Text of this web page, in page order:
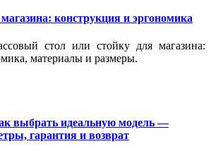
конструкция и эргономика
стол или стойку для магазина:
материалы и размеры.
выбрать идеальную модель —
гарантия и возврат